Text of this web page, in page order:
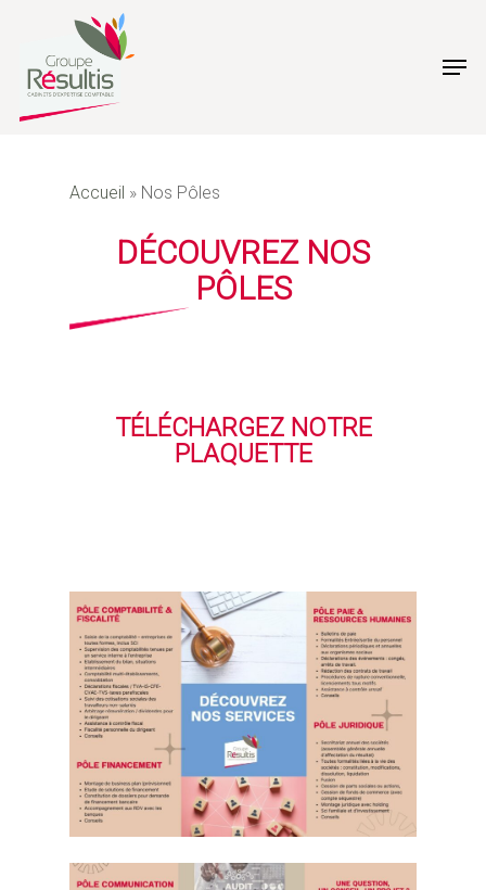
main
Accueil » Nos Pôles
DÉCOUVREZ NOS
PÔLES
TÉLÉCHARGEZ NOTRE
PLAQUETTE